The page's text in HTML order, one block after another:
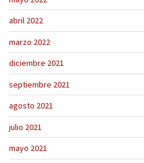
abril 2022
marzo 2022
diciembre 2021
septiembre 2021
agosto 2021
julio 2021
mayo 2021